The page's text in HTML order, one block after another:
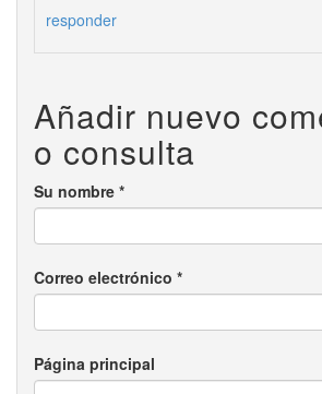
responder
Añadir nuevo
o consulta
Su nombre *
Correo electrónico *
Página principal